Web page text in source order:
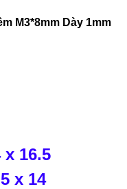
M3*8mm Dày 1mm
x 16.5
x 14